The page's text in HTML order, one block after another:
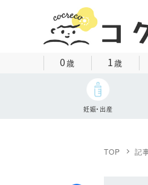
0歳 1歳
妊娠・出産
TOP 記